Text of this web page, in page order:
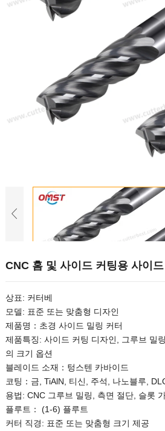
CNC 홈 및 사이드 커팅용 사이드
상표: 커터베
모델: 표준 또는 맞춤형 디자인
제품명：초경 사이드 밀링 커터
제품특징: 사이드 커팅 디자인, 그루브 밀
의 크기 옵션
블레이드 소재：텅스텐 카바이드
코팅：금, TiAlN, 티신, 주석, 나노블루,
용법: CNC 그루브 밀링, 측면 절단, 슬롯
플루트： (1-6) 플루트
커터 직경: 표준 또는 맞춤형 크기 제공